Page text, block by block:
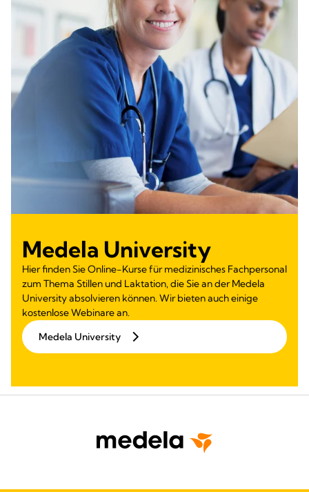
Medela University
Hier finden Sie Online-Kurse für medizinisches Fachpersonal
zum Thema Stillen und Laktation, die Sie an der Medela
University absolvieren können. Wir bieten auch einige
kostenlose Webinare an.
Medela University